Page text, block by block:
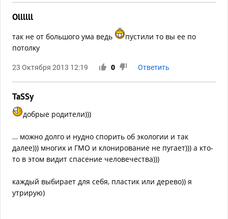
Ollllll
так не от большого ума ведь
пустили то вы ее по
потолку
23 Октября 2013 12:19 0 Ответить
TaSSy
добрые родители)))
… можно долго и нудно спорить об экологии и так
далее))) многих и ГМО и клонирование не пугает))) а кто-
то в этом видит спасение человечества)))
каждый выбирает для себя, пластик или дерево)) я
утрирую)